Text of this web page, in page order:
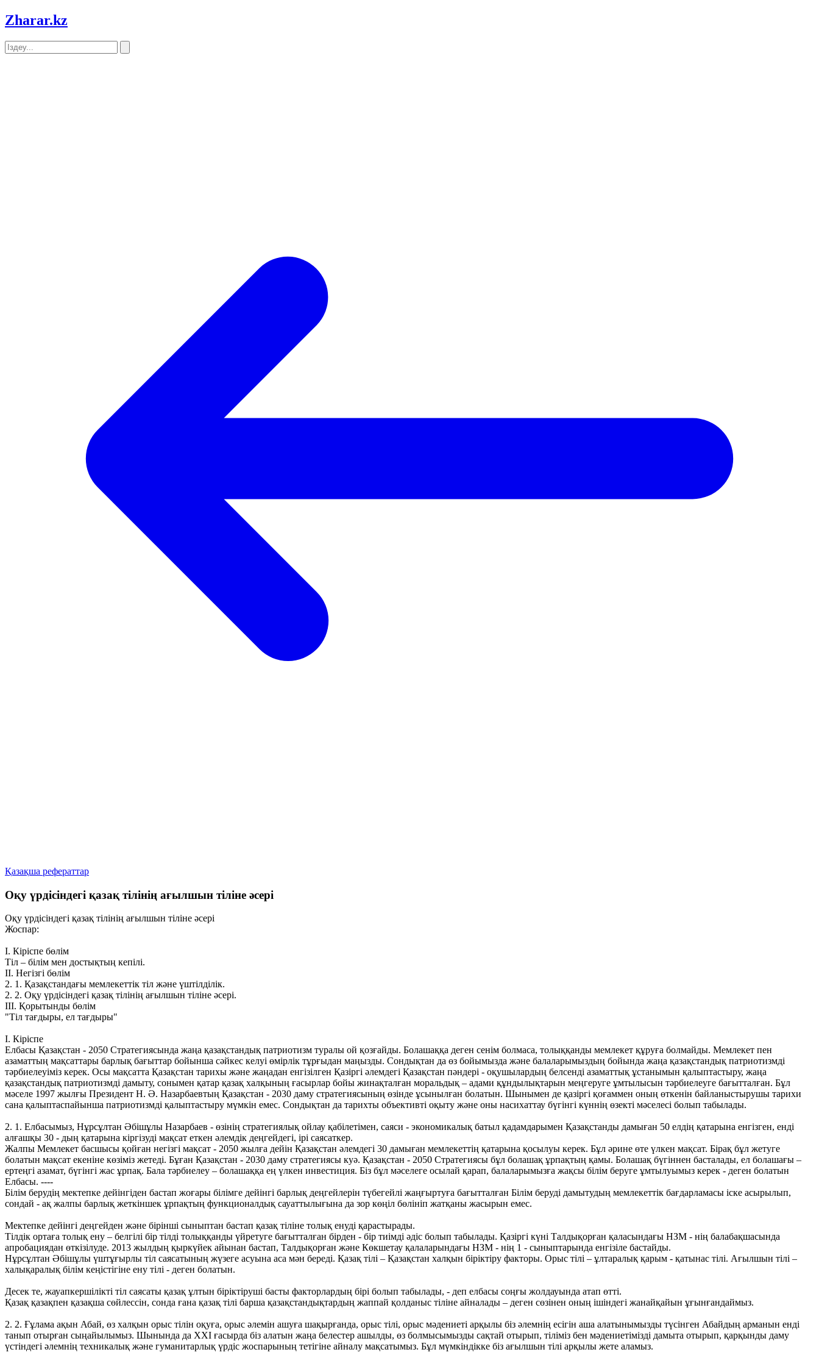
Zharar.kz
Қазақша рефераттар
Оқу үрдісіндегі қазақ тілінің ағылшын тіліне әсері
Оқу үрдісіндегі қазақ тілінің ағылшын тіліне әсері
Жоспар:
І. Кіріспе бөлім
Тіл – білім мен достықтың кепілі.
ІІ. Негізгі бөлім
2. 1. Қазақстандағы мемлекеттік тіл және үштілділік.
2. 2. Оқу үрдісіндегі қазақ тілінің ағылшын тіліне әсері.
ІІІ. Қорытынды бөлім
"Тіл тағдыры, ел тағдыры"
І. Кіріспе
Елбасы Қазақстан - 2050 Стратегиясында жаңа қазақстандық патриотизм туралы ой қозғайды. Болашаққа деген сенім болмаса, толыққанды мемлекет құруға болмайды. Мемлекет пен
азаматтың мақсаттары барлық бағыттар бойынша сәйкес келуі өмірлік тұрғыдан маңызды. Сондықтан да өз бойымызда және балаларымыздың бойында жаңа қазақстандық патриотизмді
тәрбиелеуіміз керек. Осы мақсатта Қазақстан тарихы және жаңадан енгізілген Қазіргі әлемдегі Қазақстан пәндері - оқушылардың белсенді азаматтық ұстанымын қалыптастыру, жаңа
қазақстандық патриотизмді дамыту, сонымен қатар қазақ халқының ғасырлар бойы жинақталған моральдық – адами құндылықтарын меңгеруге ұмтылысын тәрбиелеуге бағытталған. Бұл
мәселе 1997 жылғы Президент Н. Ә. Назарбаевтың Қазақстан - 2030 даму стратегиясының өзінде ұсынылған болатын. Шынымен де қазіргі қоғаммен оның өткенін байланыстырушы тарихи
сана қалыптаспайынша патриотизмді қалыптастыру мүмкін емес. Сондықтан да тарихты объективті оқыту және оны насихаттау бүгінгі күннің өзекті мәселесі болып табылады.
2. 1. Елбасымыз, Нұрсұлтан Әбішұлы Назарбаев - өзінің стратегиялық ойлау қабілетімен, саяси - экономикалық батыл қадамдарымен Қазақстанды дамыған 50 елдің қатарына енгізген, енді
алғашқы 30 - дың қатарына кіргізуді мақсат еткен әлемдік деңгейдегі, ірі саясаткер.
Жалпы Мемлекет басшысы қойған негізгі мақсат - 2050 жылға дейін Қазақстан әлемдегі 30 дамыған мемлекеттің қатарына қосылуы керек. Бұл әрине өте үлкен мақсат. Бірақ бұл жетуге
болатын мақсат екеніне көзіміз жетеді. Бұған Қазақстан - 2030 даму стратегиясы куә. Қазақстан - 2050 Стратегиясы бұл болашақ ұрпақтың қамы. Болашақ бүгіннен басталады, ел болашағы –
ертеңгі азамат, бүгінгі жас ұрпақ. Бала тәрбиелеу – болашаққа ең үлкен инвестиция. Біз бұл мәселеге осылай қарап, балаларымызға жақсы білім беруге ұмтылуымыз керек - деген болатын
Елбасы. ----
Білім берудің мектепке дейінгіден бастап жоғары білімге дейінгі барлық деңгейлерін түбегейлі жаңғыртуға бағытталған Білім беруді дамытудың мемлекеттік бағдарламасы іске асырылып,
сондай - ақ жалпы барлық жеткіншек ұрпақтың функционалдық сауаттылығына да зор көңіл бөлініп жатқаны жасырын емес.
Мектепке дейінгі деңгейден және бірінші сыныптан бастап қазақ тіліне толық енуді қарастырады.
Тілдік ортаға толық ену – белгілі бір тілді толыққанды үйретуге бағытталған бірден - бір тиімді әдіс болып табылады. Қазіргі күні Талдықорған қаласындағы НЗМ - нің балабақшасында
апробациядан өткізілуде. 2013 жылдың қыркүйек айынан бастап, Талдықорған және Көкшетау қалаларындағы НЗМ - нің 1 - сыныптарында енгізіле бастайды.
Нұрсұлтан Әбішұлы үштұғырлы тіл саясатының жүзеге асуына аса мән береді. Қазақ тілі – Қазақстан халқын біріктіру факторы. Орыс тілі – ұлтаралық қарым - қатынас тілі. Ағылшын тілі –
халықаралық білім кеңістігіне ену тілі - деген болатын.
Десек те, жауапкершілікті тіл саясаты қазақ ұлтын біріктіруші басты факторлардың бірі болып табылады, - деп елбасы соңғы жолдауында атап өтті.
Қазақ қазақпен қазақша сөйлессін, сонда ғана қазақ тілі барша қазақстандықтардың жаппай қолданыс тіліне айналады – деген сөзінен оның ішіндегі жанайқайын ұғынғандаймыз.
2. 2. Ғұлама ақын Абай, өз халқын орыс тілін оқуға, орыс әлемін ашуға шақырғанда, орыс тілі, орыс мәдениеті арқылы біз әлемнің есігін аша алатынымызды түсінген Абайдың арманын енді
танып отырған сыңайылымыз. Шынында да ХХІ ғасырда біз алатын жаңа белестер ашылды, өз болмысымызды сақтай отырып, тіліміз бен мәдениетімізді дамыта отырып, қарқынды даму
үстіндегі әлемнің техникалық және гуманитарлық үрдіс жоспарының тетігіне айналу мақсатымыз. Бұл мүмкіндікке біз ағылшын тілі арқылы жете аламыз.